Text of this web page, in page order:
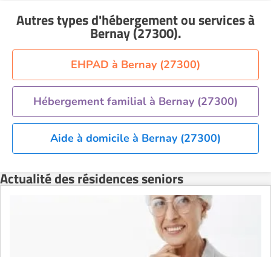
Résidence senior à la location Nantes
Résidence senior à la location Nîmes
Résidence senior à la location Orléans
Résidence senior à la location Perpignan
Résidence senior à la location Reims
Résidence senior à la location Rennes
Résidence senior à la location Strasbourg
Résidence senior à la location Toulouse
Recherche par ville
Autres types d'hébergement ou servicesà
Bernay (27300).
EHPAD à Bernay (27300)
Hébergement familial à Bernay (27300)
Aide à domicile à Bernay (27300)
Actualité des résidences seniors